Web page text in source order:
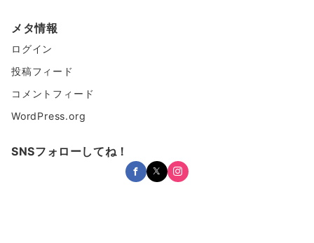
メタ情報
ログイン
投稿フィード
コメントフィード
WordPress.org
SNSフォローしてね！